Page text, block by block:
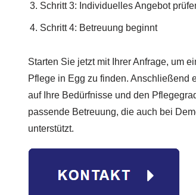
Schritt 3: Individuelles Angebot
Schritt 4: Betreuung beginnt
Starten Sie jetzt mit Ihrer Anfrage, um
Pflege in Egg zu finden. Anschließend
auf Ihre Bedürfnisse und den
passende Betreuung, die auch bei
unterstützt.